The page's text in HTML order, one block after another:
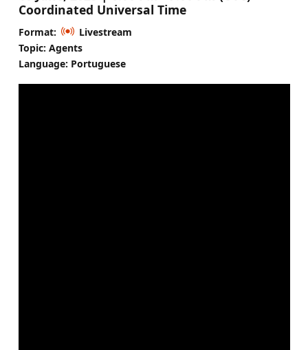
Coordinated Universal Time
Format:
Livestream
Topic: Agents
Language: Portuguese